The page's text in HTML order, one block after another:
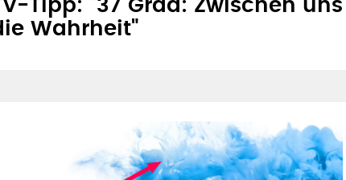
TV-Tipp: "37 Grad: Zwischen uns
die Wahrheit"